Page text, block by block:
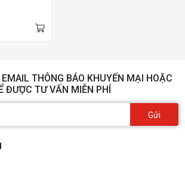
THÔNG BÁO KHUYẾN MẠI HOẶC
ĐƯỢC TƯ VẤN MIỄN PHÍ
Gửi